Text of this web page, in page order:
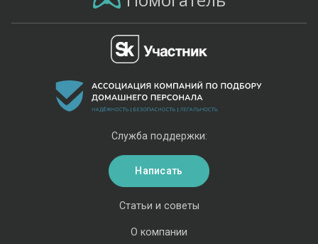
Статьи и советы
О компании
Служба поддержки:
Написать